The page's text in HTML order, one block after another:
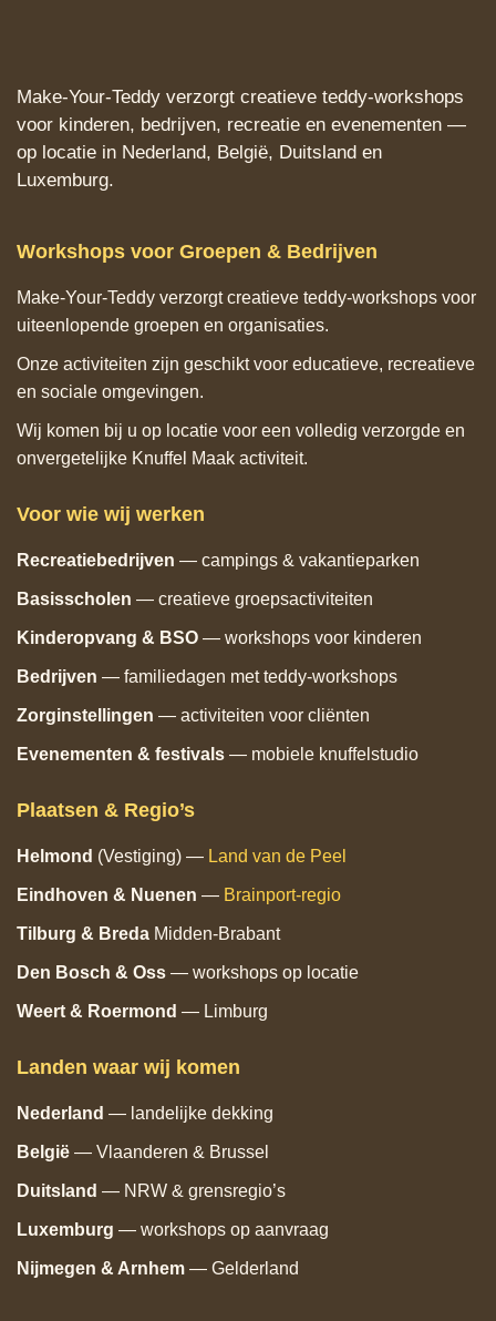
Make‑Your‑Teddy verzorgt creatieve teddy‑workshops
voor kinderen, bedrijven, recreatie en evenementen —
op locatie in Nederland, België, Duitsland en
Luxemburg.
Workshops voor Groepen & Bedrijven
Make‑Your‑Teddy verzorgt creatieve teddy‑workshops voor
uiteenlopende groepen en organisaties.
Onze activiteiten zijn geschikt voor educatieve, recreatieve
en sociale omgevingen.
Wij komen bij u op locatie voor een volledig verzorgde en
onvergetelijke Knuffel Maak activiteit.
Voor wie wij werken
Recreatiebedrijven — campings & vakantieparken
Basisscholen — creatieve groepsactiviteiten
Kinderopvang & BSO — workshops voor kinderen
Bedrijven — familiedagen met teddy‑workshops
Zorginstellingen — activiteiten voor cliënten
Evenementen & festivals — mobiele knuffelstudio
Plaatsen & Regio’s
Helmond (Vestiging) — Land van de Peel
Eindhoven & Nuenen — Brainport‑regio
Tilburg & Breda Midden‑Brabant
Den Bosch & Oss — workshops op locatie
Weert & Roermond — Limburg
Landen waar wij komen
Nederland — landelijke dekking
België — Vlaanderen & Brussel
Duitsland — NRW & grensregio’s
Luxemburg — workshops op aanvraag
Nijmegen & Arnhem — Gelderland